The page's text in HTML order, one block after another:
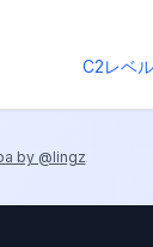
C2レベ
by @lingz